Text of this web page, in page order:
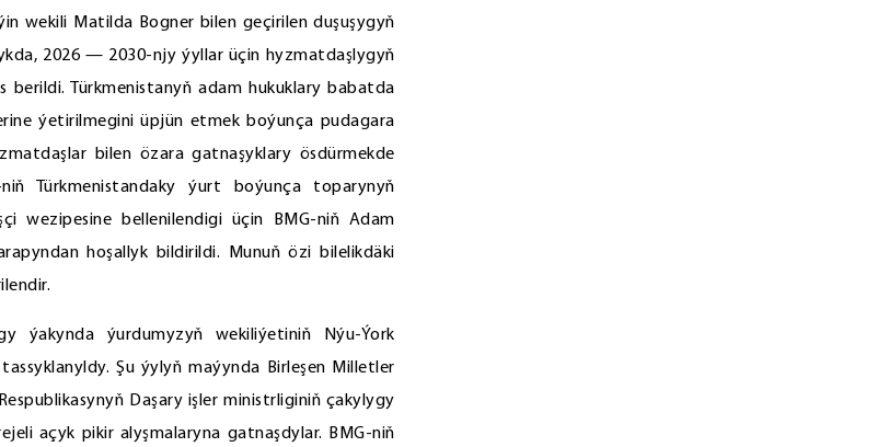
wekili Matilda Bogner bilen geçirilen duşuşygyň
2026 — 2030-njy ýyllar üçin hyzmatdaşlygyň
berildi. Türkmenistanyň adam hukuklary babatda
ýetirilmegini üpjün etmek boýunça pudagara
bilen özara gatnaşyklary ösdürmekde
Türkmenistandaky ýurt boýunça toparynyň
wezipesine bellenilendigi üçin BMG-niň Adam
hoşallyk bildirildi. Munuň özi bilelikdäki
ýakynda ýurdumyzyň wekiliýetiniň Nýu-Ýork
Şu ýylyň maýynda Birleşen Milletler
Daşary işler ministrliginiň çakylygy
açyk pikir alyşmalaryna gatnaşdylar. BMG-niň